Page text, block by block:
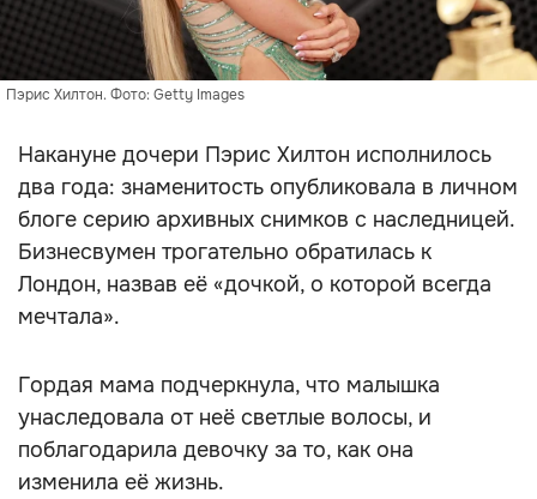
Пэрис Хилтон. Фото: Getty Images
Накануне дочери Пэрис Хилтон исполнилось
два года: знаменитость опубликовала в личном
блоге серию архивных снимков с наследницей.
Бизнесвумен трогательно обратилась к
Лондон, назвав её «дочкой, о которой всегда
мечтала».
Гордая мама подчеркнула, что малышка
унаследовала от неё светлые волосы, и
поблагодарила девочку за то, как она
изменила её жизнь.